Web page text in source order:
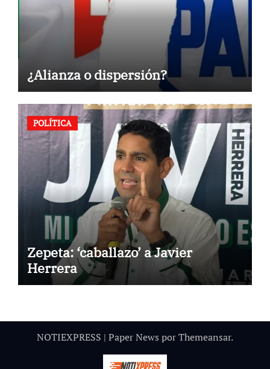
¿Alianza o dispersión?
POLÍTICA
Zepeta: ‘caballazo’ a Javier
Herrera
NOTIEXPRESS | Paper News porThemeansar.